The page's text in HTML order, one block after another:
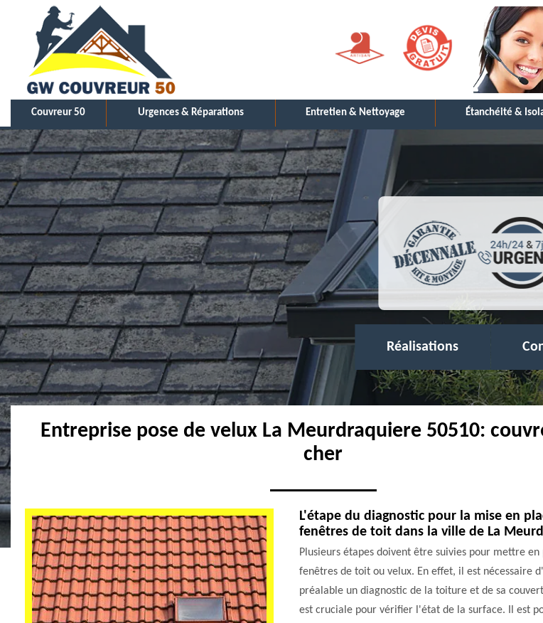
Couvreur 50 Urgences & Réparations Entretien & Nettoyage Étanchéité &
Réalisations
Entreprise pose de velux La Meurdraquiere 50510:
cher
L'étape du diagnostic pour la mise en
fenêtres de toit dans la ville de La
Plusieurs étapes doivent être suivies pour mettre en
fenêtres de toit ou velux. En effet, il est nécessaire
préalable un diagnostic de la toiture et de sa
est cruciale pour vérifier l'état de la surface. Il est